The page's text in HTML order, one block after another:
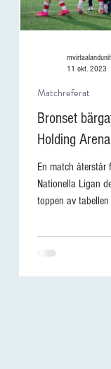
Bronset
Holding Arena
En match återstår
Nationella Ligan
toppen av
Matchreferat
11 okt. 2023